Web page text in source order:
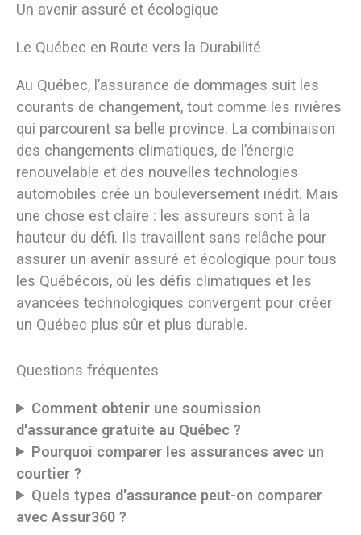
Un avenir assuré et écologique
Le Québec en Route vers la Durabilité
Au Québec, l’assurance de dommages suit les
courants de changement, tout comme les rivières
qui parcourent sa belle province. La combinaison
des changements climatiques, de l’énergie
renouvelable et des nouvelles technologies
automobiles crée un bouleversement inédit. Mais
une chose est claire : les assureurs sont à la
hauteur du défi. Ils travaillent sans relâche pour
assurer un avenir assuré et écologique pour tous
les Québécois, où les défis climatiques et les
avancées technologiques convergent pour créer
un Québec plus sûr et plus durable.
Questions fréquentes
Comment obtenir une soumission
d'assurance gratuite au Québec ?
Pourquoi comparer les assurances avec un
courtier ?
Quels types d'assurance peut-on comparer
avec Assur360 ?